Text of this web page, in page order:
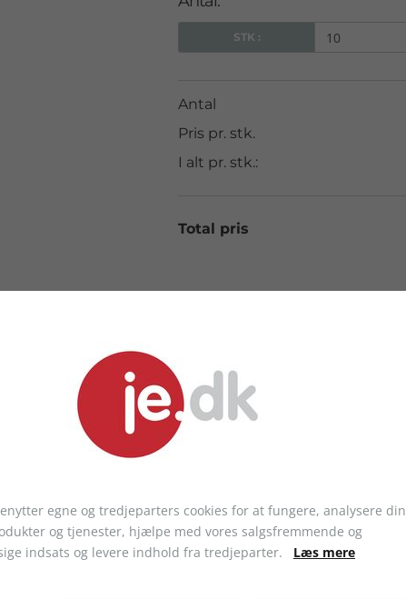
STK :
Antal
Pris pr. stk.
I alt pr. stk.:
Total pris
LIGNENDE PRODUKTER
egne og tredjeparters cookies for at fungere, analysere din
og tjenester, hjælpe med vores salgsfremmende og
indsats og levere indhold fra tredjeparter. Læs mere